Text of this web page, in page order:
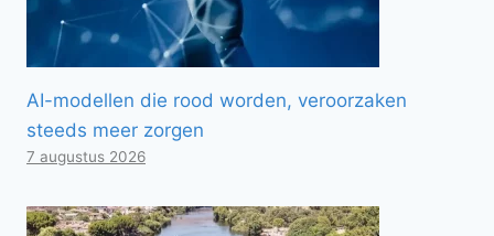
AI-modellen die rood worden, veroorzaken
steeds meer zorgen
7 augustus 2026